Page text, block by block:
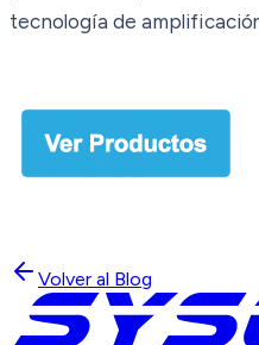
tecnología de
Volver al Blog